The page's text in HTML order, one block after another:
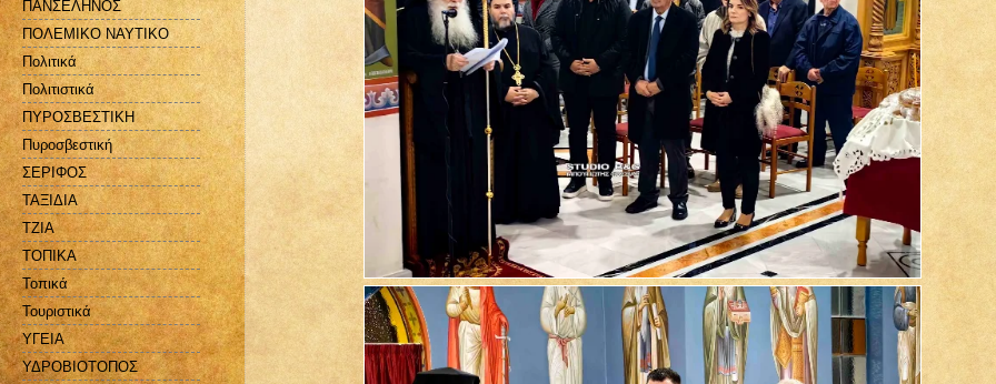
ΠΑΝΣΕΛΗΝΟΣ
ΠΟΛΕΜΙΚΟ ΝΑΥΤΙΚΟ
Πολιτικά
Πολιτιστικά
ΠΥΡΟΣΒΕΣΤΙΚΗ
Πυροσβεστική
ΣΕΡΙΦΟΣ
ΤΑΞΙΔΙΑ
ΤΖΙΑ
ΤΟΠΙΚΑ
Τοπικά
Τουριστικά
ΥΓΕΙΑ
ΥΔΡΟΒΙΟΤΟΠΟΣ